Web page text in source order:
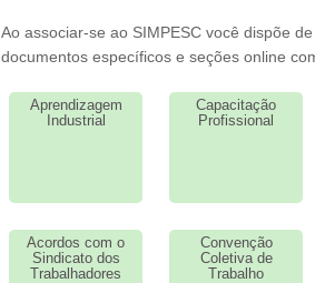
Ao associar-se ao SIMPESC você dispõe
documentos específicos e seções online
Aprendizagem
Industrial
Capacitação
Profissional
Acordos com o
Sindicato dos
Trabalhadores
Convenção
Coletiva de
Trabalho